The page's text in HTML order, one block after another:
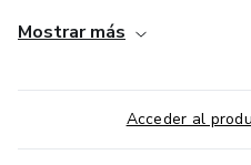
avatar digital, sin estrés ni
creatividad.
👤 ¿PARA QUIÉN ES?
Mostrar más
Acceder al